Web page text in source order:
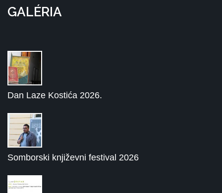
GALÉRIA
Dan Laze Kostića 2026.
Somborski književni festival 2026